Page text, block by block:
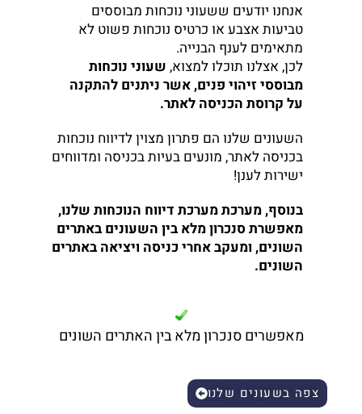
אנחנו יודעים ששעוני נוכחות מבוססים
טביעות אצבע או כרטיס נוכחות פשוט לא
מתאימים לענף הבנייה.
לכן, אצלנו תוכלו למצוא, שעוני נוכחות
מבוססי זיהוי פנים, אשר ניתנים להתקנה
על קרוסת הכניסה לאתר.
השעונים שלנו הם פתרון מצוין לדיווח נוכחות
בכניסה לאתר, מונעים בעיות בכניסה ומדווחים
ישירות לענן!
בנוסף, מערכת מערכת דיווח הנוכחות שלנו,
מאפשרת סנכרון מלא בין השעונים באתרים
השונים, ומעקב אחרי כניסה ויציאה באתרים
השונים.
מאפשרים סנכרון מלא בין האתרים השונים
צפה בשעונים שלנו